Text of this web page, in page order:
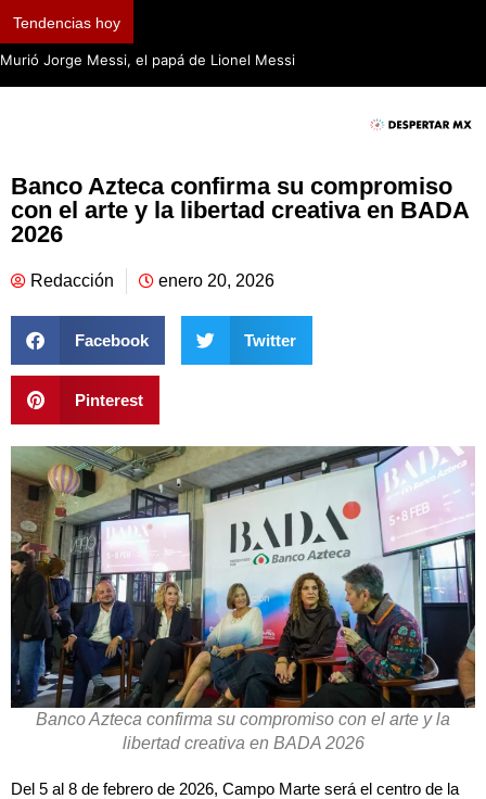
Tendencias hoy
Murió Jorge Messi, el papá de Lionel Messi
Banco Azteca confirma su compromiso
con el arte y la libertad creativa en BADA
2026
Redacción enero 20, 2026
Facebook Twitter
Pinterest
Banco Azteca confirma su compromiso con el arte y la
libertad creativa en BADA 2026
Del 5 al 8 de febrero de 2026, Campo Marte será el centro de la